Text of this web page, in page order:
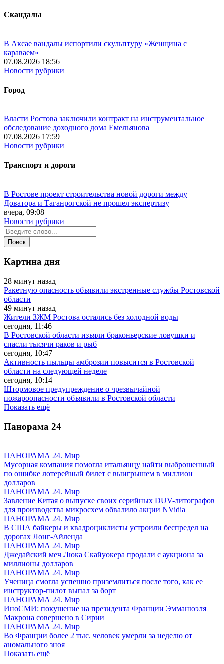
Скандалы
В Аксае вандалы испортили скульптуру «Женщина с
караваем»
07.08.2026 18:56
Новости рубрики
Город
Власти Ростова заключили контракт на инструментальное
обследование доходного дома Емельянова
07.08.2026 17:59
Новости рубрики
Транспорт и дороги
В Ростове проект строительства новой дороги между
Доватора и Таганрогской не прошел экспертизу
вчера, 09:08
Новости рубрики
Картина дня
28 минут назад
Ракетную опасность объявили экстренные службы Ростовской
области
49 минут назад
Жители ЗЖМ Ростова остались без холодной воды
сегодня, 11:46
В Ростовской области изъяли браконьерские ловушки и
спасли тысячи раков и рыб
сегодня, 10:47
Активность пыльцы амброзии повысится в Ростовской
области на следующей неделе
сегодня, 10:14
Штормовое предупреждение о чрезвычайной
пожароопасности объявили в Ростовской области
Показать ещё
Панорама 24
ПАНОРАМА 24. Мир
Мусорная компания помогла итальянцу найти выброшенный
по ошибке лотерейный билет с выигрышем в миллион
долларов
ПАНОРАМА 24. Мир
Завление Китая о выпуске своих серийных DUV-литографов
для производства микросхем обвалило акции NVidia
ПАНОРАМА 24. Мир
В США байкеры и квадроциклисты устроили беспредел на
дорогах Лонг-Айленда
ПАНОРАМА 24. Мир
Джедайский меч Люка Скайуокера продали с аукциона за
миллионы долларов
ПАНОРАМА 24. Мир
Ученица смогла успешно приземлиться после того, как ее
инструктор-пилот выпал за борт
ПАНОРАМА 24. Мир
ИноСМИ: покушение на президента Франции Эмманюэля
Макрона совершено в Сирии
ПАНОРАМА 24. Мир
Во Франции более 2 тыс. человек умерли за неделю от
аномального зноя
Показать ещё